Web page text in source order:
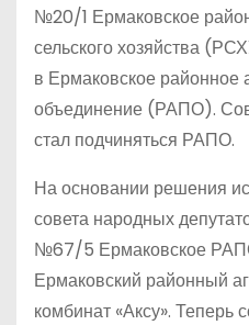
№20/1 Ермаковское
сельского хозяйства
в Ермаковское
объединение (РАПО).
стал подчиняться РАПО.
На основании решения
совета народных
№67/5 Ермаковское
Ермаковский районный
комбинат «Аксу».